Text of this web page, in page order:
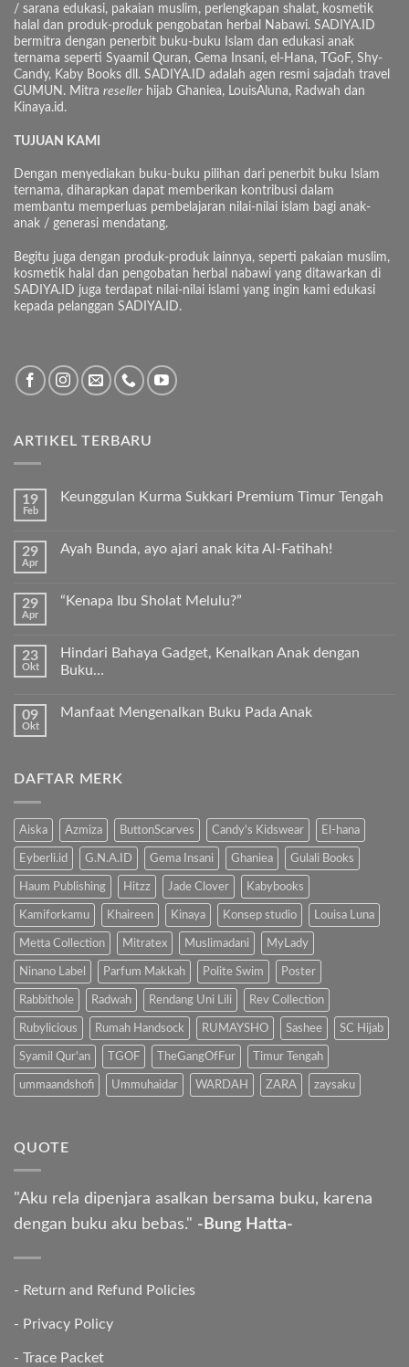
/ sarana edukasi, pakaian muslim, perlengkapan shalat, kosmetik
halal dan produk-produk pengobatan herbal Nabawi. SADIYA.ID
bermitra dengan penerbit buku-buku Islam dan edukasi anak
ternama seperti Syaamil Quran, Gema Insani, el-Hana, TGoF, Shy-
Candy, Kaby Books dll. SADIYA.ID adalah agen resmi sajadah travel
GUMUN. Mitra reseller hijab Ghaniea, LouisAluna, Radwah dan
Kinaya.id.
TUJUAN KAMI
Dengan menyediakan buku-buku pilihan dari penerbit buku Islam
ternama, diharapkan dapat memberikan kontribusi dalam
membantu memperluas pembelajaran nilai-nilai islam bagi anak-
anak / generasi mendatang.
Begitu juga dengan produk-produk lainnya, seperti pakaian muslim,
kosmetik halal dan pengobatan herbal nabawi yang ditawarkan di
SADIYA.ID juga terdapat nilai-nilai islami yang ingin kami edukasi
kepada pelanggan SADIYA.ID.
ARTIKEL TERBARU
19
Feb
Keunggulan Kurma Sukkari Premium Timur Tengah
pada
Premium
29
Apr
Ayah Bunda, ayo ajari anak kita Al-Fatihah!
pada
ajari
kita
29
Apr
“Kenapa Ibu Sholat Melulu?”
pada
“Kenapa
23
Okt
Hindari Bahaya Gadget, Kenalkan Anak dengan
Buku…
komentar
Kenalkan
Anak
09
Okt
Manfaat Mengenalkan Buku Pada Anak
Manfaat
Anak
DAFTAR MERK
Aiska Azmiza ButtonScarves Candy's Kidswear El-hana
Eyberli.id G.N.A.ID Gema Insani Ghaniea Gulali Books
Haum Publishing Hitzz Jade Clover Kabybooks
Kamiforkamu Khaireen Kinaya Konsep studio Louisa Luna
Metta Collection Mitratex Muslimadani MyLady
Ninano Label Parfum Makkah Polite Swim Poster
Rabbithole Radwah Rendang Uni Lili Rev Collection
Rubylicious Rumah Handsock RUMAYSHO Sashee SC Hijab
Syamil Qur'an TGOF TheGangOfFur Timur Tengah
ummaandshofi Ummuhaidar WARDAH ZARA zaysaku
QUOTE
"Aku rela dipenjara asalkan bersama buku, karena
dengan buku aku bebas." -Bung Hatta-
- Return and Refund Policies
- Privacy Policy
- Trace Packet